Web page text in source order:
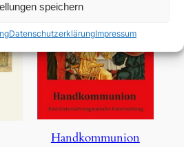
speichern
DatenschutzerklärungImpressum
Handkommunion